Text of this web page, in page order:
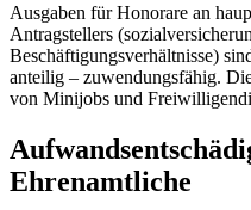
Ausgaben für Honorare an
Antragstellers
Beschäftigungsverhältnisse)
anteilig – zuwendungsfähig.
von Minijobs und
Ehrenamtliche